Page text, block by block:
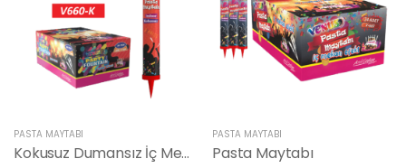
PASTA MAYTABI
Kokusuz Dumansız İç Mekan Pasta Maytabı
PASTA MAYTABI
Pasta Maytabı